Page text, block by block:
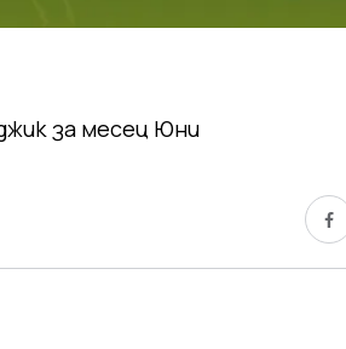
за месец Юни